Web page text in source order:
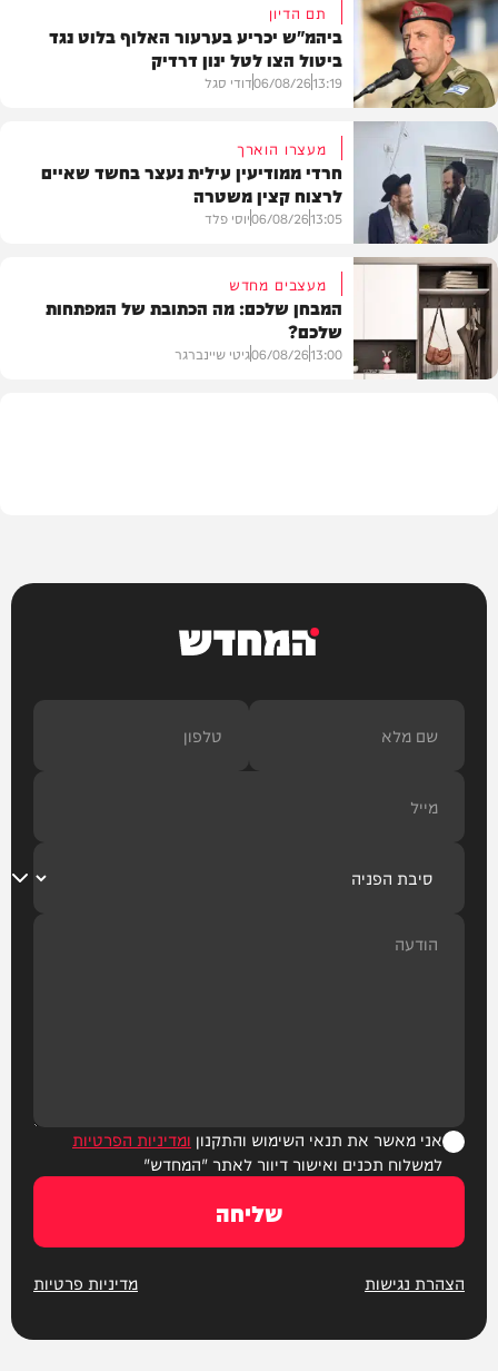
משפט
תם הדיון
ביהמ"ש יכריע בערעור האלוף בלוט נגד
ביטול הצו לטל ינון דרדיק
13:19
06/08/26דודי סגל
חרדים
מעצרו הוארך
חרדי ממודיעין עילית נעצר בחשד שאיים
לרצוח קצין משטרה
13:05
06/08/26יוסי פלד
מעצבים מחדש
המבחן שלכם: מה הכתובת של המפתחות
שלכם?
13:00
06/08/26גיטי שיינברגר
המחדש
אני מאשר את תנאי השימוש והתקנון ומדיניות הפרטיות
למשלוח תכנים ואישור דיוור לאתר "המחדש"
שליחה
הצהרת נגישות מדיניות פרטיות